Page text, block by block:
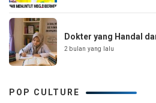
Dokter yang Handal
2 bulan yang lalu
POP CULTURE